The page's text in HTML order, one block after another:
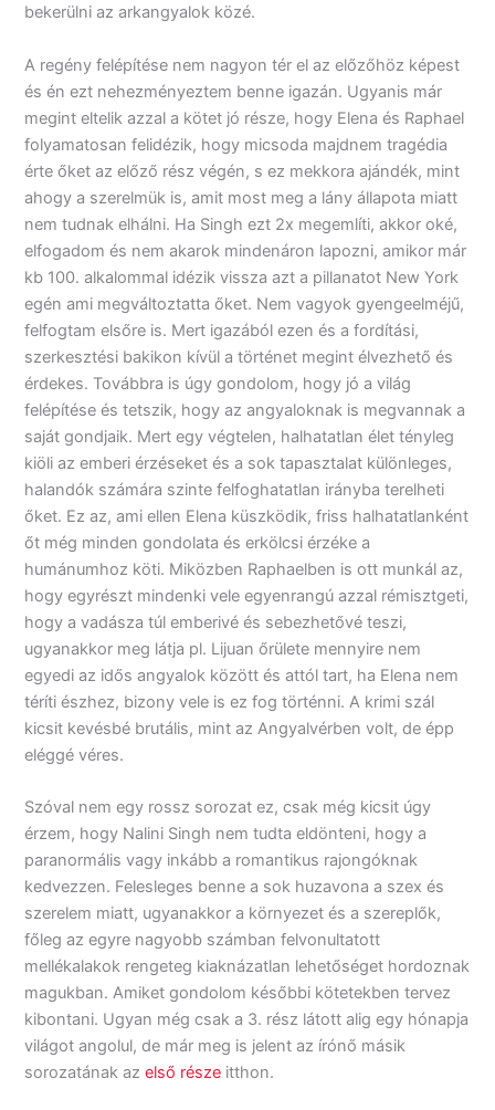
bekerülni az arkangyalok közé.
A regény felépítése nem nagyon tér el az előzőhöz képest
és én ezt nehezményeztem benne igazán. Ugyanis már
megint eltelik azzal a kötet jó része, hogy Elena és Raphael
folyamatosan felidézik, hogy micsoda majdnem tragédia
érte őket az előző rész végén, s ez mekkora ajándék, mint
ahogy a szerelmük is, amit most meg a lány állapota miatt
nem tudnak elhálni. Ha Singh ezt 2x megemlíti, akkor oké,
elfogadom és nem akarok mindenáron lapozni, amikor már
kb 100. alkalommal idézik vissza azt a pillanatot New York
egén ami megváltoztatta őket. Nem vagyok gyengeelméjű,
felfogtam elsőre is. Mert igazából ezen és a fordítási,
szerkesztési bakikon kívül a történet megint élvezhető és
érdekes. Továbbra is úgy gondolom, hogy jó a világ
felépítése és tetszik, hogy az angyaloknak is megvannak a
saját gondjaik. Mert egy végtelen, halhatatlan élet tényleg
kiöli az emberi érzéseket és a sok tapasztalat különleges,
halandók számára szinte felfoghatatlan irányba terelheti
őket. Ez az, ami ellen Elena küszködik, friss halhatatlanként
őt még minden gondolata és erkölcsi érzéke a
humánumhoz köti. Miközben Raphaelben is ott munkál az,
hogy egyrészt mindenki vele egyenrangú azzal rémisztgeti,
hogy a vadásza túl emberivé és sebezhetővé teszi,
ugyanakkor meg látja pl. Lijuan őrülete mennyire nem
egyedi az idős angyalok között és attól tart, ha Elena nem
téríti észhez, bizony vele is ez fog történni. A krimi szál
kicsit kevésbé brutális, mint az Angyalvérben volt, de épp
eléggé véres.
Szóval nem egy rossz sorozat ez, csak még kicsit úgy
érzem, hogy Nalini Singh nem tudta eldönteni, hogy a
paranormális vagy inkább a romantikus rajongóknak
kedvezzen. Felesleges benne a sok huzavona a szex és
szerelem miatt, ugyanakkor a környezet és a szereplők,
főleg az egyre nagyobb számban felvonultatott
mellékalakok rengeteg kiaknázatlan lehetőséget hordoznak
magukban. Amiket gondolom későbbi kötetekben tervez
kibontani. Ugyan még csak a 3. rész látott alig egy hónapja
világot angolul, de már meg is jelent az írónő másik
sorozatának azelső része itthon.